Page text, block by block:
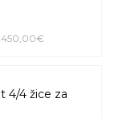
450,00€
4/4 žice za